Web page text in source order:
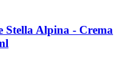
Stella Alpina -​ Crema